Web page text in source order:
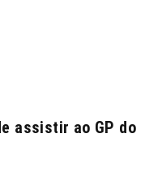
assistir ao GP do